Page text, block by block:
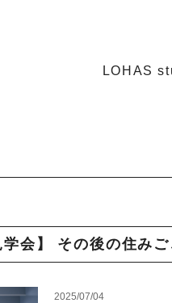
LOHAS
学会】 その後の住み
2025/07/04